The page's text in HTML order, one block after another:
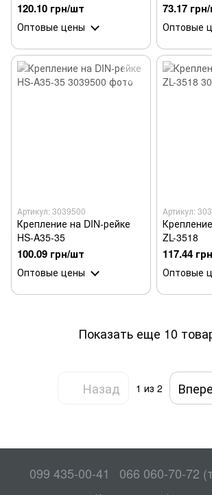
120.10 грн/шт
Оптовые цены
73.17
Оптовые
Артикул: 3039500
Крепление на DIN-рейке
HS-A35-35
100.09 грн/шт
Оптовые цены
Артикул:
ZL-3518
117.44
Оптовые
Показать еще 10
Назад 1 из 2
099 435-00-41 066 060-70-72